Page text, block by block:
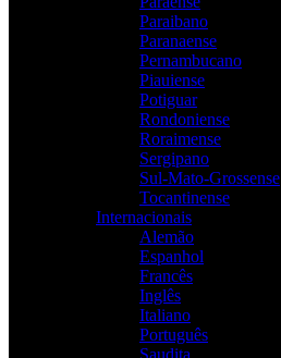
Paraibano
Paranaense
Pernambucano
Piauiense
Potiguar
Rondoniense
Roraimense
Sergipano
Sul-Mato-Grossense
Tocantinense
Internacionais
Alemão
Espanhol
Francês
Inglês
Italiano
Português
Saudita